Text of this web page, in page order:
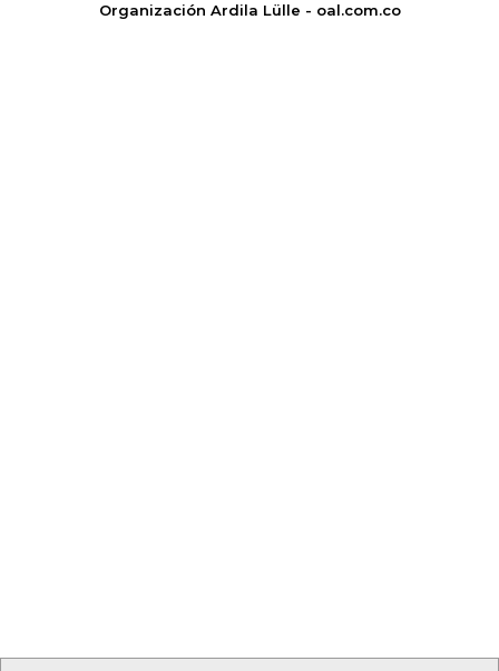
Organización Ardila Lülle - oal.com.co